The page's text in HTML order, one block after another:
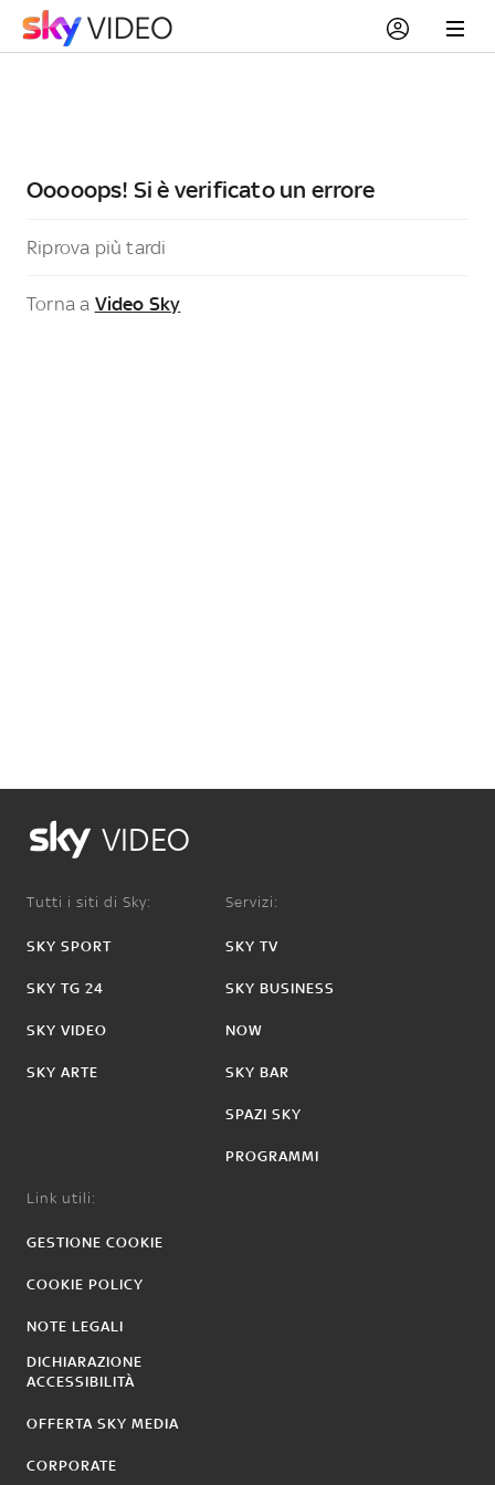
Ooooops! Si è verificato un errore
Riprova più tardi
Torna a Video Sky
VIDEO
Tutti i siti di Sky:
SKY SPORT
SKY TG 24
SKY VIDEO
SKY ARTE
Servizi:
SKY TV
SKY BUSINESS
NOW
SKY BAR
SPAZI SKY
PROGRAMMI
Link utili:
GESTIONE COOKIE
COOKIE POLICY
NOTE LEGALI
DICHIARAZIONE
ACCESSIBILITÀ
OFFERTA SKY MEDIA
CORPORATE